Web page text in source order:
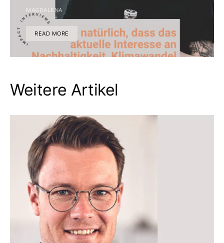
MAGDALENA
READ MORE
Weitere Artikel